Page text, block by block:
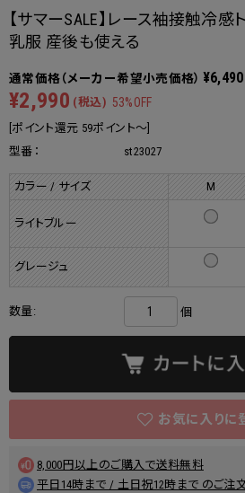
【サマーSALE】レース袖接触冷感
乳服 産後も使える
¥6,490
¥2,990 (税込) 53%OFF
[ポイント還元 59ポイント～]
型番：
st23027
カラー / サイズ M
ライトブルー
グレージュ
数量: 個
8,000円以上のご購入で送料無料
平日14時まで / 土日祝12時まで のご注